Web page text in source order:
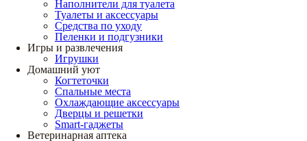
Наполнители для туалета
Туалеты и аксессуары
Средства по уходу
Пеленки и подгузники
Игры и развлечения
Игрушки
Домашний уют
Когтеточки
Спальные места
Охлаждающие аксессуары
Дверцы и решетки
Smart-гаджеты
Ветеринарная аптека